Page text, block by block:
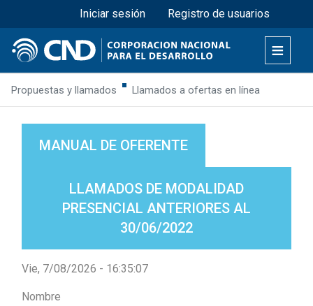
Pasar
al
contenido
principal
Menú superior
Iniciar sesión Registro de usuarios
Propuestas y llamados Llamados a ofertas en línea
MANUAL DE OFERENTE
LLAMADOS DE MODALIDAD
PRESENCIAL ANTERIORES AL
30/06/2022
Vie, 7/08/2026 - 16:35:08
Nombre